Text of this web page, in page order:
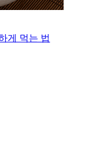
게 먹는 법